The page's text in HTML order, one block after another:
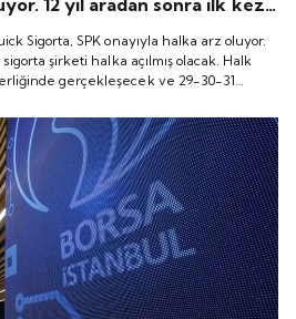
olacak. Halk arz,
liderliğinde gerçekleşecek ve
tarihlerinde talep
görmeye başlayacak.
Sigorta, SPK onayıyla halka arz oluyor.
şirketi halka açılmış olacak. Halk
gerçekleşecek ve 29-30-31
işlem görmeye başlayacak.